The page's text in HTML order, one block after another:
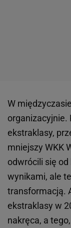
W
organizacyjnie.
ekstraklasy,
mniejszy WKK
odwrócili się od
wynikami, ale
transformacją.
ekstraklasy w
nakręca, a